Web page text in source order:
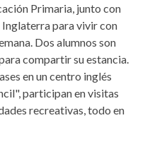
Primaria, junto con
para vivir con
Dos alumnos son
compartir su estancia.
en un centro inglés
participan en visitas
recreativas, todo en